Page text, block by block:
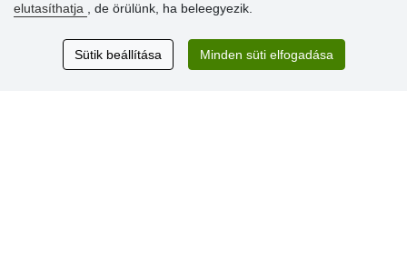
értékelése
Excellent service
Thank you.
elutasíthatja
, de örülünk, ha beleegyezik.
Sütik beállítása Minden süti elfogadása